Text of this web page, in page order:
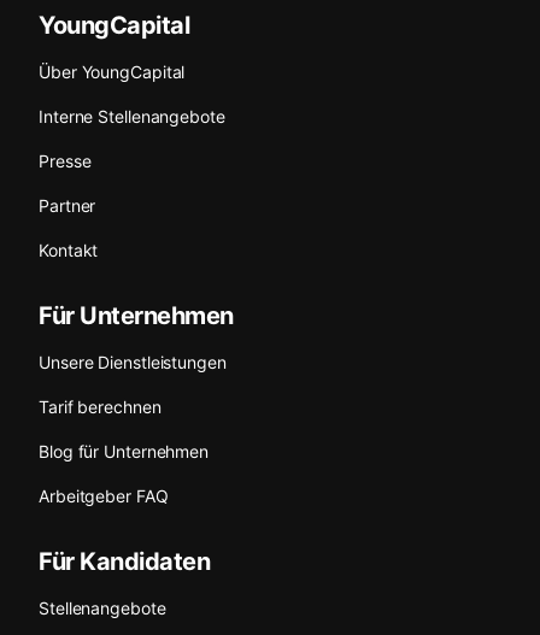
YoungCapital
Über YoungCapital
Interne Stellenangebote
Presse
Partner
Kontakt
Für Unternehmen
Unsere Dienstleistungen
Tarif berechnen
Blog für Unternehmen
Arbeitgeber FAQ
Für Kandidaten
Stellenangebote